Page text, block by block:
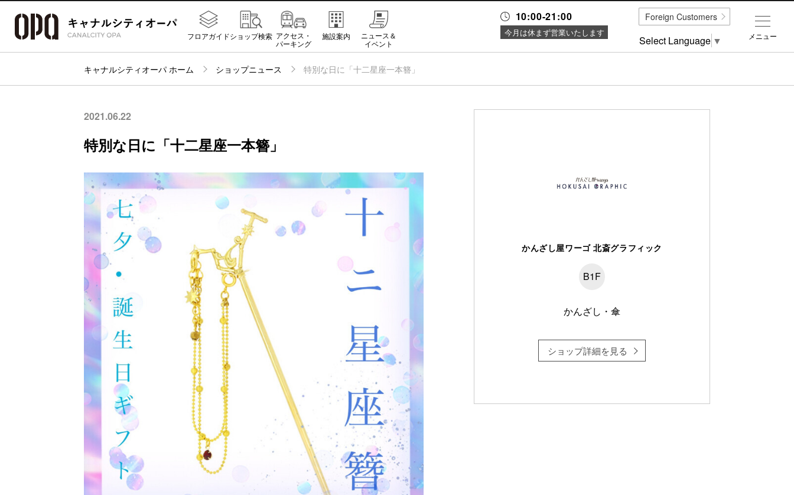
10:00-21:00
今月は休まず営業いたします
フロアガイドショップ検索 アクセス・
パーキング
施設案内
ニュース＆
イベント
キャナルシティオーパ ホーム ショップニュース 特別な日に「十二星座一本簪」
2021.06.22
特別な日に「十二星座一本簪」
かんざし屋ワーゴ 北斎グラフィック
B1F
かんざし・傘
ショップ詳細を見る
メニュー
Foreign Customers
Select Language ▼